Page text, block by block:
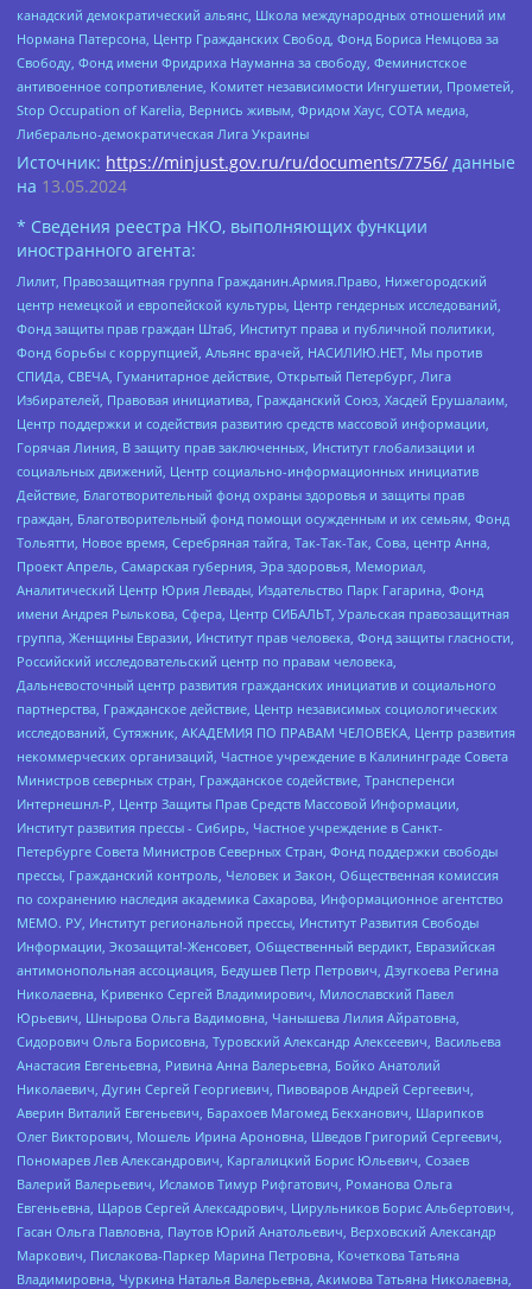
канадский демократический альянс, Школа международных отношений им
Нормана Патерсона, Центр Гражданских Свобод, Фонд Бориса Немцова за
Свободу, Фонд имени Фридриха Науманна за свободу, Феминистское
антивоенное сопротивление, Комитет независимости Ингушетии, Прометей,
Stop Occupation of Karelia, Вернись живым, Фридом Хаус, СОТА медиа,
Либерально-демократическая Лига Украины
Источник: https://minjust.gov.ru/ru/documents/7756/ данные
на 13.05.2024
* Сведения реестра НКО, выполняющих функции
иностранного агента:
Лилит, Правозащитная группа Гражданин.Армия.Право, Нижегородский
центр немецкой и европейской культуры, Центр гендерных исследований,
Фонд защиты прав граждан Штаб, Институт права и публичной политики,
Фонд борьбы с коррупцией, Альянс врачей, НАСИЛИЮ.НЕТ, Мы против
СПИДа, СВЕЧА, Гуманитарное действие, Открытый Петербург, Лига
Избирателей, Правовая инициатива, Гражданский Союз, Хасдей Ерушалаим,
Центр поддержки и содействия развитию средств массовой информации,
Горячая Линия, В защиту прав заключенных, Институт глобализации и
социальных движений, Центр социально-информационных инициатив
Действие, Благотворительный фонд охраны здоровья и защиты прав
граждан, Благотворительный фонд помощи осужденным и их семьям, Фонд
Тольятти, Новое время, Серебряная тайга, Так-Так-Так, Сова, центр Анна,
Проект Апрель, Самарская губерния, Эра здоровья, Мемориал,
Аналитический Центр Юрия Левады, Издательство Парк Гагарина, Фонд
имени Андрея Рылькова, Сфера, Центр СИБАЛЬТ, Уральская правозащитная
группа, Женщины Евразии, Институт прав человека, Фонд защиты гласности,
Российский исследовательский центр по правам человека,
Дальневосточный центр развития гражданских инициатив и социального
партнерства, Гражданское действие, Центр независимых социологических
исследований, Сутяжник, АКАДЕМИЯ ПО ПРАВАМ ЧЕЛОВЕКА, Центр развития
некоммерческих организаций, Частное учреждение в Калининграде Совета
Министров северных стран, Гражданское содействие, Трансперенси
Интернешнл-Р, Центр Защиты Прав Средств Массовой Информации,
Институт развития прессы - Сибирь, Частное учреждение в Санкт-
Петербурге Совета Министров Северных Стран, Фонд поддержки свободы
прессы, Гражданский контроль, Человек и Закон, Общественная комиссия
по сохранению наследия академика Сахарова, Информационное агентство
МЕМО. РУ, Институт региональной прессы, Институт Развития Свободы
Информации, Экозащита!-Женсовет, Общественный вердикт, Евразийская
антимонопольная ассоциация, Бедушев Петр Петрович, Дзугкоева Регина
Николаевна, Кривенко Сергей Владимирович, Милославский Павел
Юрьевич, Шнырова Ольга Вадимовна, Чанышева Лилия Айратовна,
Сидорович Ольга Борисовна, Туровский Александр Алексеевич, Васильева
Анастасия Евгеньевна, Ривина Анна Валерьевна, Бойко Анатолий
Николаевич, Дугин Сергей Георгиевич, Пивоваров Андрей Сергеевич,
Аверин Виталий Евгеньевич, Барахоев Магомед Бекханович, Шарипков
Олег Викторович, Мошель Ирина Ароновна, Шведов Григорий Сергеевич,
Пономарев Лев Александрович, Каргалицкий Борис Юльевич, Созаев
Валерий Валерьевич, Исламов Тимур Рифгатович, Романова Ольга
Евгеньевна, Щаров Сергей Алексадрович, Цирульников Борис Альбертович,
Гасан Ольга Павловна, Паутов Юрий Анатольевич, Верховский Александр
Маркович, Пислакова-Паркер Марина Петровна, Кочеткова Татьяна
Владимировна, Чуркина Наталья Валерьевна, Акимова Татьяна Николаевна,